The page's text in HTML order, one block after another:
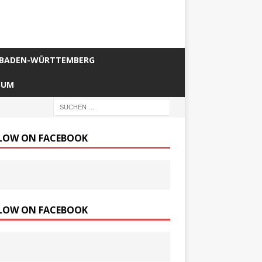
BADEN-WÜRTTEMBERG
ON FACEBOOK
ON FACEBOOK